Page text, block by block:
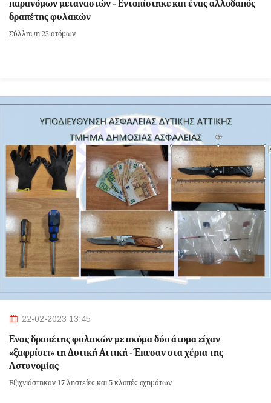
παρανόμων μεταναστών - Εντοπίστηκε και ένας αλλοδαπός
δραπέτης φυλακών
Σύλληψη 23 ατόμων
22-02-2023 13:45
Ένας δραπέτης φυλακών με ακόμα δύο άτομα είχαν
«ξαφρίσει» τη Δυτική Αττική - Έπεσαν στα χέρια της
Αστυνομίας
Εξιχνιάστηκαν 17 ληστείες και 5 κλοπές οχημάτων